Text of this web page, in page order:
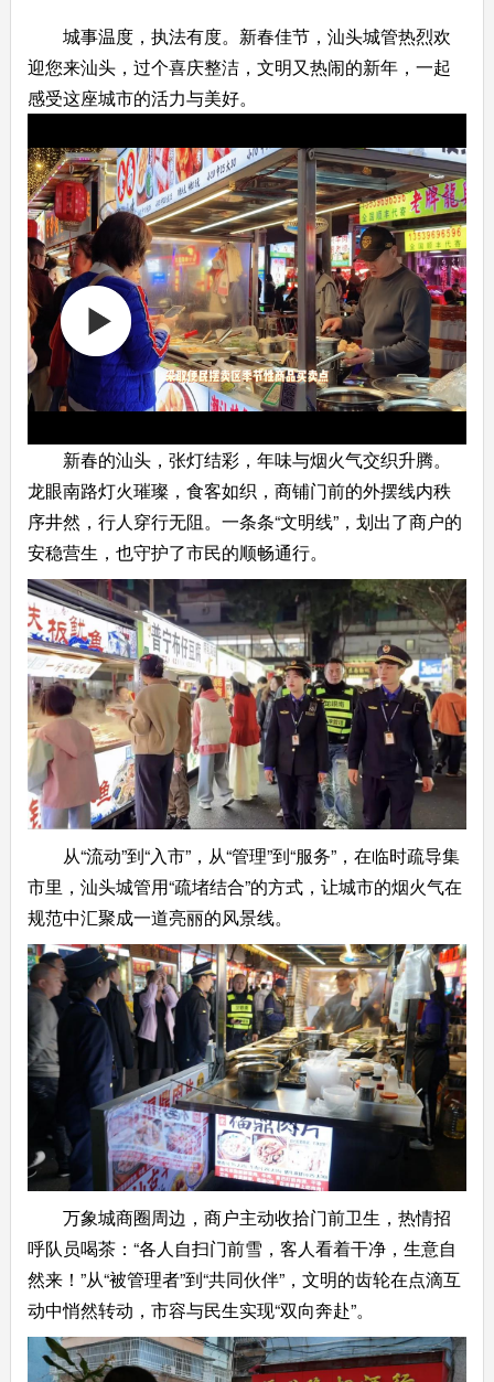
城事温度，执法有度。新春佳节，汕头城管热烈欢
迎您来汕头，过个喜庆整洁，文明又热闹的新年，一起
感受这座城市的活力与美好。
新春的汕头，张灯结彩，年味与烟火气交织升腾。
龙眼南路灯火璀璨，食客如织，商铺门前的外摆线内秩
序井然，行人穿行无阻。一条条“文明线”，划出了商户的
安稳营生，也守护了市民的顺畅通行。
从“流动”到“入市”，从“管理”到“服务”，在临时疏导集
市里，汕头城管用“疏堵结合”的方式，让城市的烟火气在
规范中汇聚成一道亮丽的风景线。
万象城商圈周边，商户主动收拾门前卫生，热情招
呼队员喝茶：“各人自扫门前雪，客人看着干净，生意自
然来！”从“被管理者”到“共同伙伴”，文明的齿轮在点滴互
动中悄然转动，市容与民生实现“双向奔赴”。